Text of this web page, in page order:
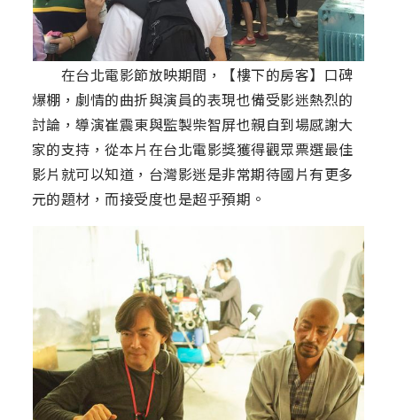
在台北電影節放映期間，【樓下的房客】口碑
爆棚，劇情的曲折與演員的表現也備受影迷熱烈的
討論，導演崔震東與監製柴智屏也親自到場感謝大
家的支持，從本片在台北電影獎獲得觀眾票選最佳
影片就可以知道，台灣影迷是非常期待國片有更多
元的題材，而接受度也是超乎預期。